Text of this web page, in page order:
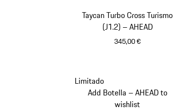
Taycan Turbo Cross Turismo
(J1.2) – AHEAD
345,00 €
Limitado
Add Botella – AHEAD to
wishlist